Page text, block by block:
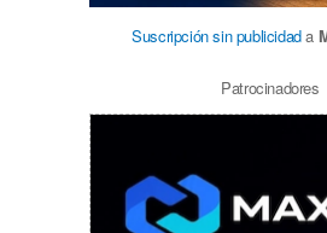
Suscripción sin publicidada
Patrocinadores